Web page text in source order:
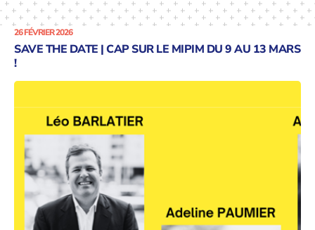
26 FÉVRIER 2026
SAVE THE DATE | CAP SUR LE MIPIM DU 9 AU 13 MARS
!